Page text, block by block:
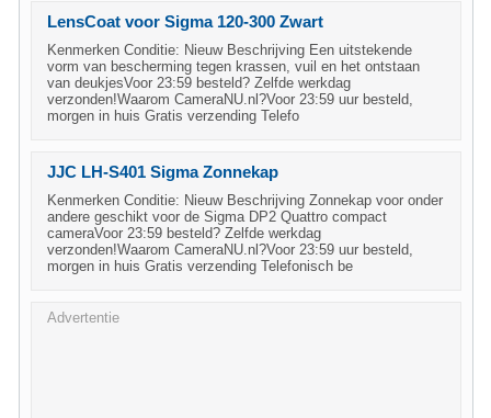
LensCoat voor Sigma 120-300 Zwart
Kenmerken Conditie: Nieuw Beschrijving Een uitstekende
vorm van bescherming tegen krassen, vuil en het ontstaan
van deukjesVoor 23:59 besteld? Zelfde werkdag
verzonden!Waarom CameraNU.nl?Voor 23:59 uur besteld,
morgen in huis Gratis verzending Telefo
JJC LH-S401 Sigma Zonnekap
Kenmerken Conditie: Nieuw Beschrijving Zonnekap voor onder
andere geschikt voor de Sigma DP2 Quattro compact
cameraVoor 23:59 besteld? Zelfde werkdag
verzonden!Waarom CameraNU.nl?Voor 23:59 uur besteld,
morgen in huis Gratis verzending Telefonisch be
Advertentie